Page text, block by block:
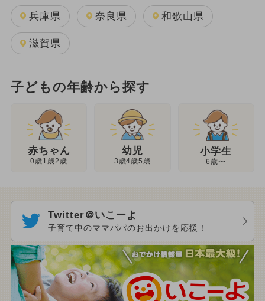
兵庫県 奈良県 和歌山県
滋賀県
子どもの年齢から探す
赤ちゃん
0歳1歳2歳
幼児
3歳4歳5歳
小学生
6歳〜
Twitter＠いこーよ
子育て中のママパパのお出かけを応援！